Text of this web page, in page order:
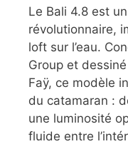
Le Bali 4.8 est
révolutionnaire,
loft sur l’eau.
Group et
Faÿ, ce modèle
du catamaran :
une luminosité
fluide entre